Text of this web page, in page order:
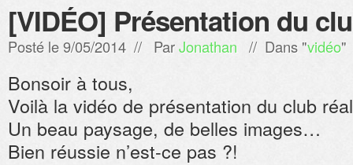
[VIDÉO] Présentation du
Posté le 9/05/2014 // ParJonathan // Dans "vidéo"
Bonsoir à tous,
Voilà la vidéo de présentation du club
Un beau paysage, de belles images…
Bien réussie n’est-ce pas ?!